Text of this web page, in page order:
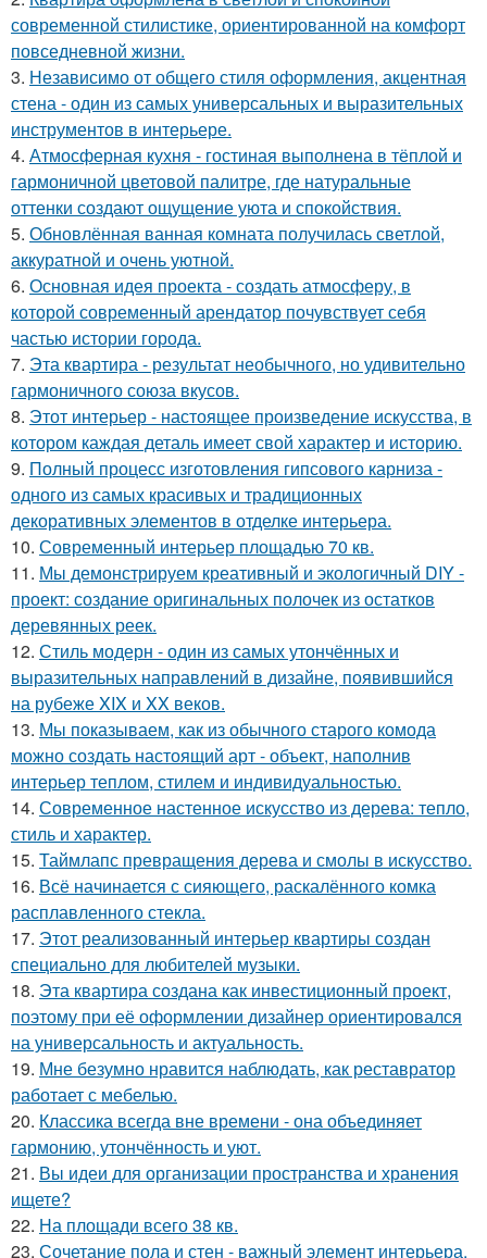
современной стилистике, ориентированной на комфорт
повседневной жизни.
3. Независимо от общего стиля оформления, акцентная
стена - один из самых универсальных и выразительных
инструментов в интерьере.
4. Атмосферная кухня - гостиная выполнена в тёплой и
гармоничной цветовой палитре, где натуральные
оттенки создают ощущение уюта и спокойствия.
5. Обновлённая ванная комната получилась светлой,
аккуратной и очень уютной.
6. Основная идея проекта - создать атмосферу, в
которой современный арендатор почувствует себя
частью истории города.
7. Эта квартира - результат необычного, но удивительно
гармоничного союза вкусов.
8. Этот интерьер - настоящее произведение искусства, в
котором каждая деталь имеет свой характер и историю.
9. Полный процесс изготовления гипсового карниза -
одного из самых красивых и традиционных
декоративных элементов в отделке интерьера.
10. Современный интерьер площадью 70 кв.
11. Мы демонстрируем креативный и экологичный DIY -
проект: создание оригинальных полочек из остатков
деревянных реек.
12. Стиль модерн - один из самых утончённых и
выразительных направлений в дизайне, появившийся
на рубеже XIX и XX веков.
13. Мы показываем, как из обычного старого комода
можно создать настоящий арт - объект, наполнив
интерьер теплом, стилем и индивидуальностью.
14. Современное настенное искусство из дерева: тепло,
стиль и характер.
15. Таймлапс превращения дерева и смолы в искусство.
16. Всё начинается с сияющего, раскалённого комка
расплавленного стекла.
17. Этот реализованный интерьер квартиры создан
специально для любителей музыки.
18. Эта квартира создана как инвестиционный проект,
поэтому при её оформлении дизайнер ориентировался
на универсальность и актуальность.
19. Мне безумно нравится наблюдать, как реставратор
работает с мебелью.
20. Классика всегда вне времени - она объединяет
гармонию, утончённость и уют.
21. Вы идеи для организации пространства и хранения
ищете?
22. На площади всего 38 кв.
23. Сочетание пола и стен - важный элемент интерьера,